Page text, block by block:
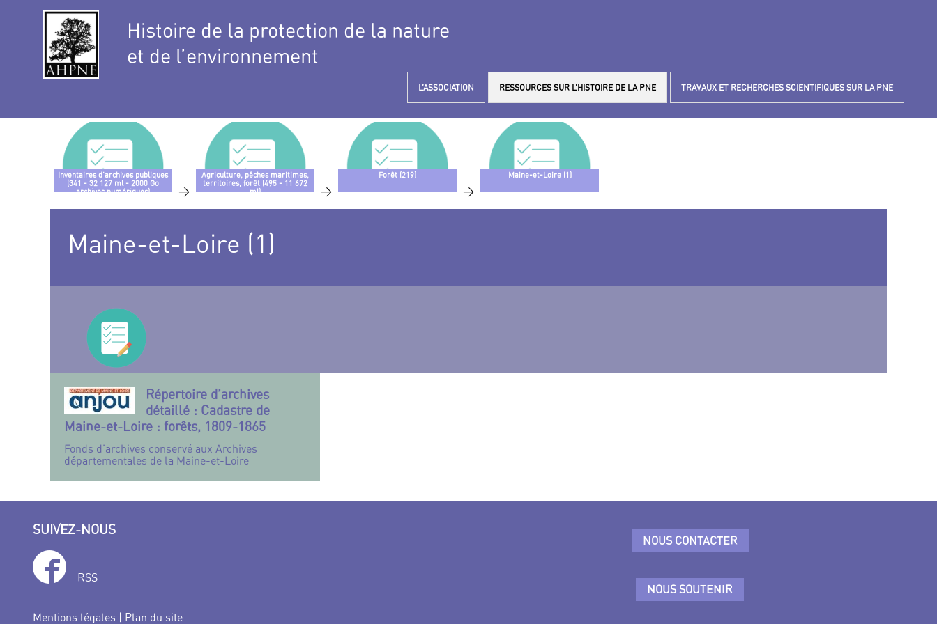
Histoire de la protection de la nature
et de l’environnement
L’ASSOCIATION RESSOURCES SUR L’HISTOIRE DE LA PNE TRAVAUX ET RECHERCHES SCIENTIFIQUES SUR LA PNE
Inventaires d’archives publiques
(341 - 32 127 ml - 2000 Go
archives numériques)
>
Agriculture, pêches maritimes,
territoires, forêt (495 - 11 672
ml)
>
Forêt (219)
>
Maine-et-Loire (1)
Maine-et-Loire (1)
Répertoire d’archives
détaillé : Cadastre de
Maine-et-Loire : forêts, 1809-1865
Fonds d’archives conservé aux Archives
départementales de la Maine-et-Loire
SUIVEZ-NOUS
RSS
Mentions légales | Plan du site
NOUS CONTACTER
NOUS SOUTENIR